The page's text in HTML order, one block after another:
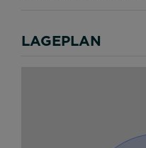
LAGEPLAN